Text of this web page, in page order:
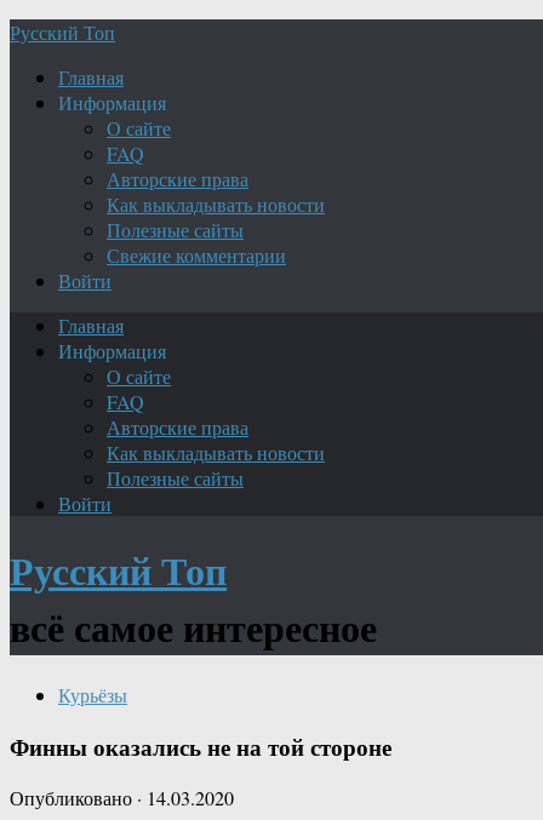
Русский Топ
Главная
Информация
О сайте
FAQ
Авторские права
Как выкладывать новости
Полезные сайты
Свежие комментарии
Войти
Главная
Информация
О сайте
FAQ
Авторские права
Как выкладывать новости
Полезные сайты
Войти
Русский Топ
всё самое интересное
Курьёзы
Финны оказались не на той стороне
Опубликовано · 14.03.2020